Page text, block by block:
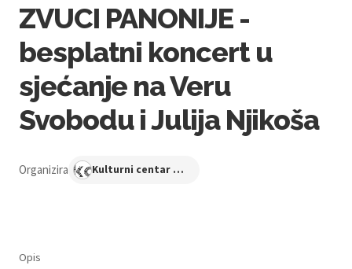
ZVUCI PANONIJE -
besplatni koncert u
sjećanje na Veru
Svobodu i Julija Njikoša
Organizira Kulturni centar Osijek
Opis